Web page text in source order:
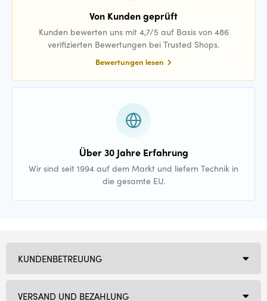
Von Kunden geprüft
Kunden bewerten uns mit 4,7/5 auf Basis von 486
verifizierten Bewertungen bei Trusted Shops.
Bewertungen lesen
Über 30 Jahre Erfahrung
Wir sind seit 1994 auf dem Markt und liefern Technik in
die gesamte EU.
KUNDENBETREUUNG
VERSAND UND BEZAHLUNG